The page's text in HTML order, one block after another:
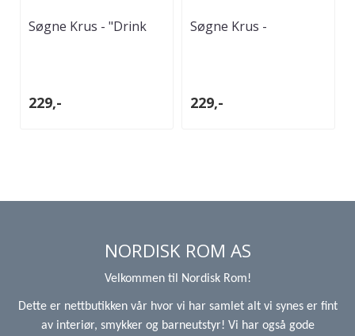
Søgne Krus - "Drink
229,-
Søgne Krus -
229,-
NORDISK ROM AS
Velkommen til Nordisk Rom!
Dette er nettbutikken vår hvor vi har samlet alt vi synes er fint
av interiør, smykker og barneutstyr! Vi har også gode